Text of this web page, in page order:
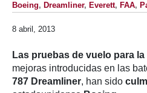
Boeing, Dreamliner, Everett, FAA,
8 abril, 2013
Las pruebas de vuelo para
mejoras introducidas en las
787 Dreamliner, han sido